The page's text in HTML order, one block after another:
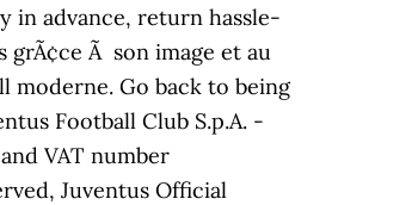
in advance, return hassle-
Ã son image et au
moderne. Go back to being
Football Club S.p.A. -
VAT number
Juventus Official